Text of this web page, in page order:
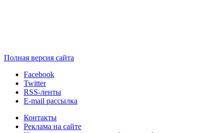
Полная версия сайта
Facebook
Twitter
RSS-ленты
E-mail рассылка
Контакты
Реклама на сайте